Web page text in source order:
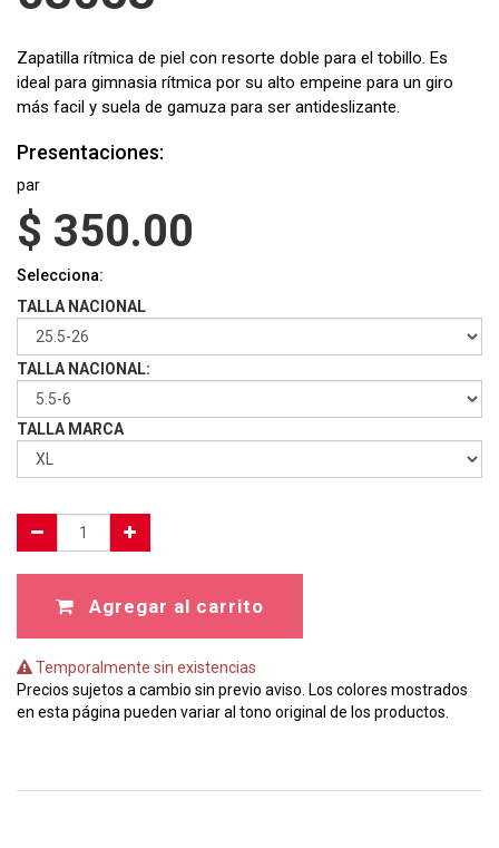
Zapatilla rítmica de piel con resorte doble para el tobillo. Es
ideal para gimnasia rítmica por su alto empeine para un giro
más facil y suela de gamuza para ser antideslizante.
Presentaciones:
par
$ 350.00
Selecciona:
TALLA NACIONAL
TALLA NACIONAL:
TALLA MARCA
Agregar al carrito
Temporalmente sin existencias
Precios sujetos a cambio sin previo aviso. Los colores mostrados
en esta página pueden variar al tono original de los productos.